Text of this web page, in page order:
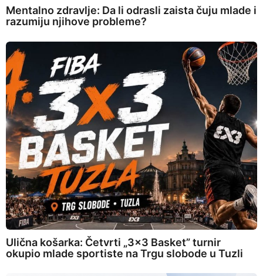
Mentalno zdravlje: Da li odrasli zaista čuju mlade i
razumiju njihove probleme?
Ulična košarka: Četvrti „3×3 Basket” turnir
okupio mlade sportiste na Trgu slobode u Tuzli